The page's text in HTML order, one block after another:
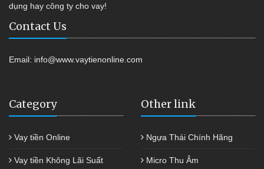
dụng hay công ty cho vay!
Contact Us
Email: info@www.vaytienonline.com
Category
Vay tiền Online
Vay tiền Không Lãi Suất
Other link
Ngựa Thái Chính Hãng
Micro Thu Âm